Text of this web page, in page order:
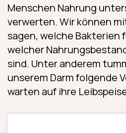
Menschen Nahrung
verwerten. Wir können
sagen, welche Bakterien
welcher
sind. Unter anderem
unserem Darm folgende
warten auf ihre